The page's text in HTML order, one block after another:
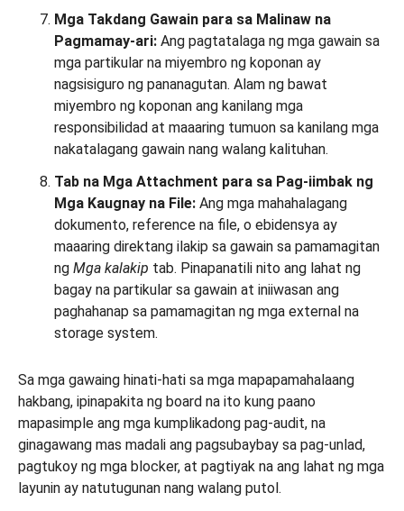
Mga Takdang Gawain para sa Malinaw na
Pagmamay-ari: Ang pagtatalaga ng mga gawain sa
mga partikular na miyembro ng koponan ay
nagsisiguro ng pananagutan. Alam ng bawat
miyembro ng koponan ang kanilang mga
responsibilidad at maaaring tumuon sa kanilang mga
nakatalagang gawain nang walang kalituhan.
Tab na Mga Attachment para sa Pag-iimbak ng
Mga Kaugnay na File: Ang mga mahahalagang
dokumento, reference na file, o ebidensya ay
maaaring direktang ilakip sa gawain sa pamamagitan
ng Mga kalakip tab. Pinapanatili nito ang lahat ng
bagay na partikular sa gawain at iniiwasan ang
paghahanap sa pamamagitan ng mga external na
storage system.
Sa mga gawaing hinati-hati sa mga mapapamahalaang
hakbang, ipinapakita ng board na ito kung paano
mapasimple ang mga kumplikadong pag-audit, na
ginagawang mas madali ang pagsubaybay sa pag-unlad,
pagtukoy ng mga blocker, at pagtiyak na ang lahat ng mga
layunin ay natutugunan nang walang putol.